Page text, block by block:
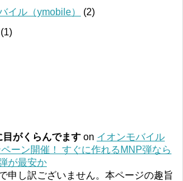
イル（ymobile）
(2)
(1)
がくらんでます on イオンモバイル
ーン開催！ すぐに作れるMNP弾なら
が最安か
申し訳ございません。本ページの趣旨